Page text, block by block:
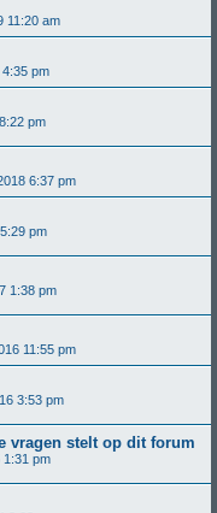
11:20 am
pm
pm
6:37 pm
pm
1:38 pm
11:55 pm
3:53 pm
vragen stelt op dit forum
1:31 pm